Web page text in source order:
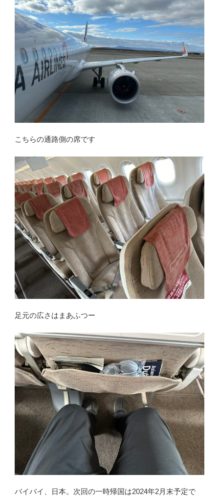
こちらの通路側の席です
足元の広さはまあふつー
バイバイ、日本。次回の一時帰国は2024年2月末予定で